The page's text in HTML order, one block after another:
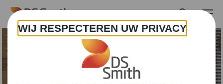
Skip to main content